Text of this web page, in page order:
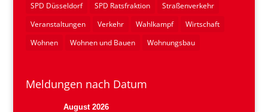
SPD Düsseldorf
SPD Ratsfraktion
Straßenverkehr
Veranstaltungen
Verkehr Wahlkampf
Wirtschaft
Wohnen
Wohnen und Bauen Wohnungsbau
Meldungen nach Datum
August 2026